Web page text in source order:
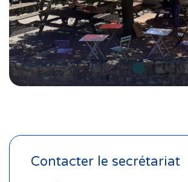
Contacter le secrétariat